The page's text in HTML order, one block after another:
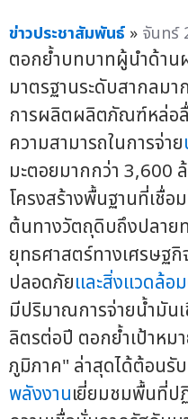
ข่าวประชาสัมพันธ์ » จันทร์
ตอกย้ำบทบาทผู้นำด้า
มาตรฐานระดับสากลม
การผลิตผลิตภัณฑ์หล่อ
ความสามารถในการจ่าย
มะตอยมากกว่า 3,600
โครงสร้างพื้นฐานที่เชื่อ
ต้นทางวัตถุดิบถึงปลาย
ยุทธศาสตร์ทางเศรษฐ
ปลอดภัยและสิ่งแวดล้อม
มีปริมาณการจ่ายน้ำมัน
ลิตรต่อปี ตอกย้ำเป้าหม
ภูมิภาค" ล่าสุดได้ต้อนรั
พลังงานเยี่ยมชมพื้นที่ป